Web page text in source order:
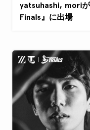
yatsuhashi, mori
Finals』に出場